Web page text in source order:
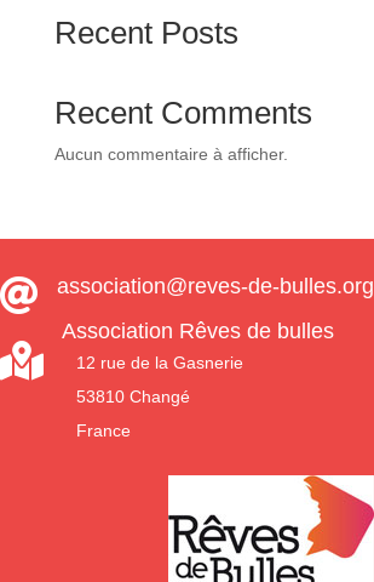
Recent Posts
Recent Comments
Aucun commentaire à afficher.
 association@reves-de-bulles.org

Association Rêves de bulles
12 rue de la Gasnerie
53810 Changé
France